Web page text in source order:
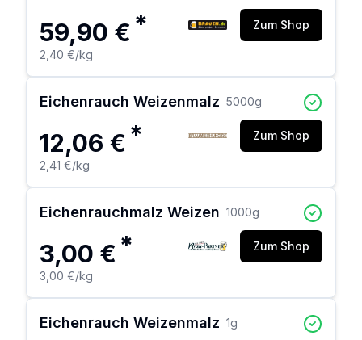
59,90 € *
2,40 €/kg
Zum Shop
Eichenrauch Weizenmalz 5000g
12,06 € *
2,41 €/kg
Zum Shop
Eichenrauchmalz Weizen 1000g
3,00 € *
3,00 €/kg
Zum Shop
Eichenrauch Weizenmalz 1g